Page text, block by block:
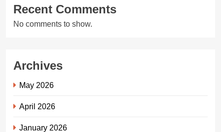
Recent Comments
No comments to show.
Archives
May 2026
April 2026
January 2026